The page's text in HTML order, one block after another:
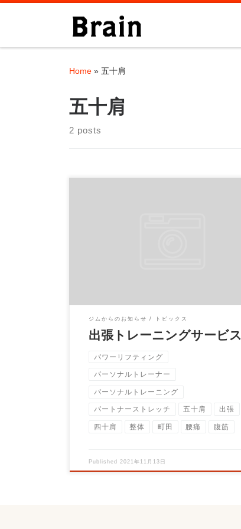
Skip to content
Home » 五十肩
五十肩
2 posts
ジムからのお知らせ トピックス
出張トレーニングサービス
パワーリフティング
パーソナルトレーナー
パーソナルトレーニング
パートナーストレッチ 五十肩 出張
四十肩 整体 町田 腰痛 腹筋
Published 2021年11月13日